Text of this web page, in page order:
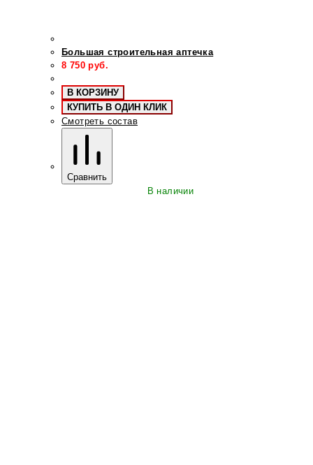
Большая строительная аптечка
8 750 руб.
В КОРЗИНУ
КУПИТЬ В ОДИН КЛИК
Смотреть состав
Сравнить
В наличии